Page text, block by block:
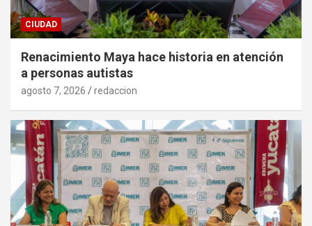
CIUDAD
Renacimiento Maya hace historia en atención
a personas autistas
agosto 7, 2026 redaccion